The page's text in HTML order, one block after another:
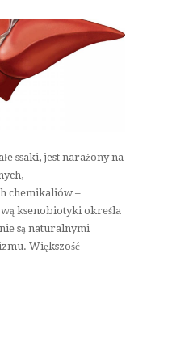
ssaki, jest narażony na
chemikaliów –
ksenobiotyki określa
są naturalnymi
Większość